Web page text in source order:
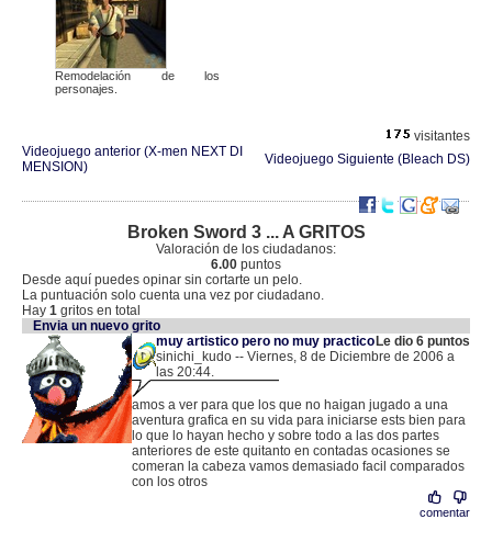
Remodelación de los
personajes.
visitantes
Videojuego anterior (X-men NEXT DI
MENSION)
Videojuego Siguiente (Bleach DS)
Broken Sword 3 ... A GRITOS
Valoración de los ciudadanos:
6.00 puntos
Desde aquí puedes opinar sin cortarte un pelo.
La puntuación solo cuenta una vez por ciudadano.
Hay 1 gritos en total
Envia un nuevo grito
muy artistico pero no muy practico Le dio 6 puntos
sinichi_kudo -- Viernes, 8 de Diciembre de 2006 a
las 20:44.
amos a ver para que los que no haigan jugado a una
aventura grafica en su vida para iniciarse ests bien para
lo que lo hayan hecho y sobre todo a las dos partes
anteriores de este quitanto en contadas ocasiones se
comeran la cabeza vamos demasiado facil comparados
con los otros
comentar